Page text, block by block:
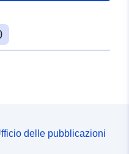
Polygon
delle pubblicazioni